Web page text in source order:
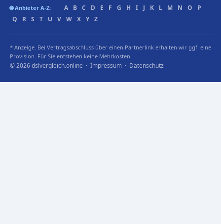
🌐 Anbieter A-Z: A B C D E F G H I J K L M N O
P
Q
R S T U V W X Y Z
* Anzeige. Bei Vertragsabschluss über einen Partnerlink erhalten wir ggf. eine
Provision. Für Sie entstehen keine Mehrkosten.
© 2026 dslvergleich.online · Impressum · Datenschutz